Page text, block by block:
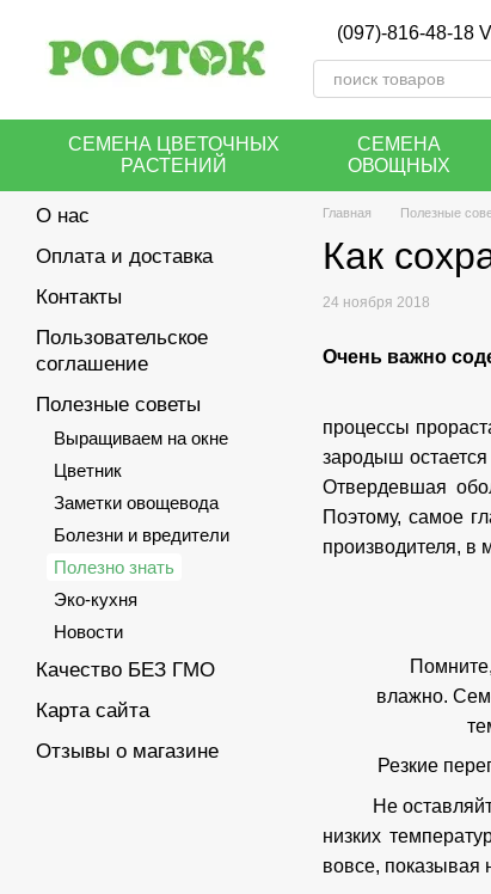
(097)-816-48-18
СЕМЕНА ЦВЕТОЧНЫХ
РАСТЕНИЙ
СЕМЕНА
ОВОЩНЫХ
Главная Полезные
Как
24 ноября 2018
Очень важно
процессы
зародыш
Отвердевшая
Поэтому, самое
производителя, в
влажно.
Резкие
Не
низких
вовсе, показывая
О нас
Оплата и доставка
Контакты
Пользовательское
соглашение
Полезные советы
Выращиваем на окне
Цветник
Заметки овощевода
Болезни и вредители
Полезно знать
Эко-кухня
Новости
Качество БЕЗ ГМО
Карта сайта
Отзывы о магазине